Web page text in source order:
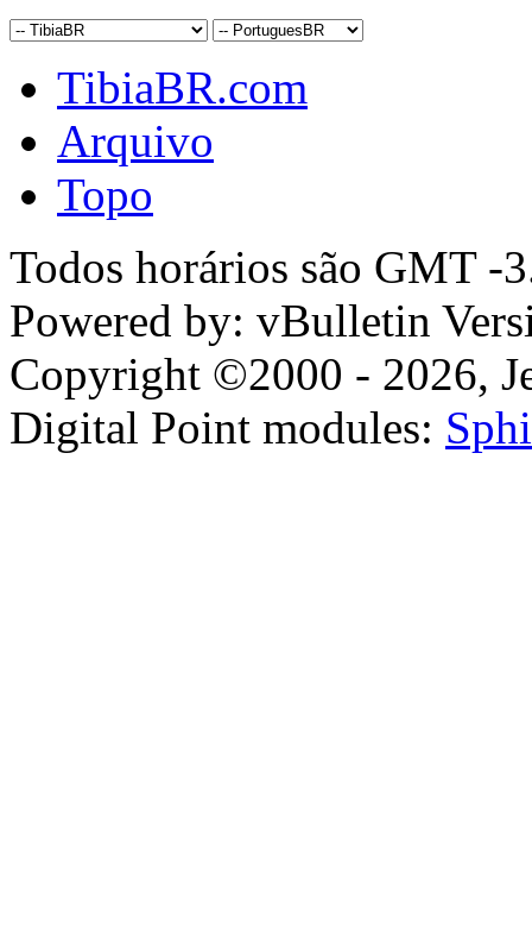
TibiaBR.com
Arquivo
Topo
Todos horários são GMT -
Powered by: vBulletin
Copyright ©2000 - 2026,
Digital Point modules: